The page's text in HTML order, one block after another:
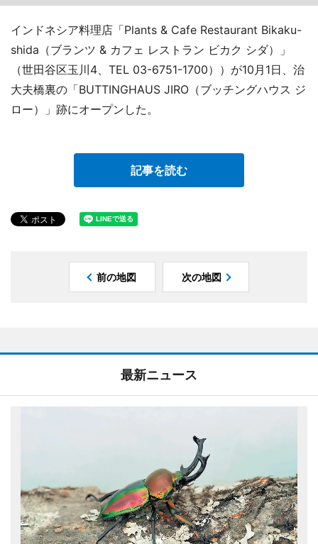
インドネシア料理店「Plants & Cafe Restaurant Bikaku-
shida（ブランツ & カフェ レストラン ビカク シダ）」
（世田谷区玉川4、TEL 03-6751-1700））が10月1日、治
大夫橋裏の「BUTTINGHAUS JIRO（ブッチングハウス ジ
ロー）」跡にオープンした。
記事を読む
前の地図 次の地図
最新ニュース